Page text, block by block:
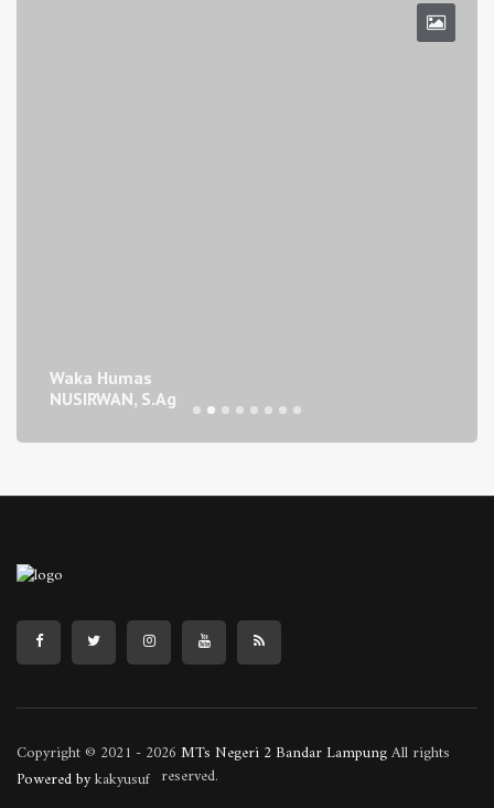
Waka Humas
NUSIRWAN, S.Ag
Copyright © 2021 - 2026 MTs Negeri 2 Bandar LampungAll rights
reserved.
Powered bykakyusuf